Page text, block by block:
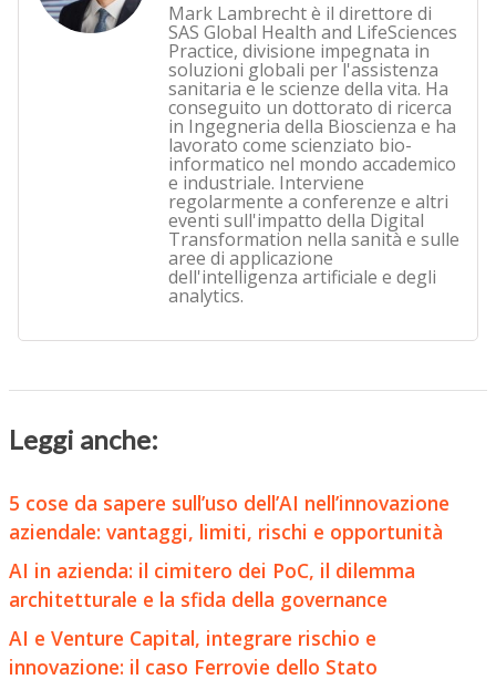
Mark Lambrecht è il direttore di
SAS Global Health and LifeSciences
Practice, divisione impegnata in
soluzioni globali per l'assistenza
sanitaria e le scienze della vita. Ha
conseguito un dottorato di ricerca
in Ingegneria della Bioscienza e ha
lavorato come scienziato bio-
informatico nel mondo accademico
e industriale. Interviene
regolarmente a conferenze e altri
eventi sull'impatto della Digital
Transformation nella sanità e sulle
aree di applicazione
dell'intelligenza artificiale e degli
analytics.
Leggi anche:
5 cose da sapere sull’uso dell’AI nell’innovazione
aziendale: vantaggi, limiti, rischi e opportunità
AI in azienda: il cimitero dei PoC, il dilemma
architetturale e la sfida della governance
AI e Venture Capital, integrare rischio e
innovazione: il caso Ferrovie dello Stato